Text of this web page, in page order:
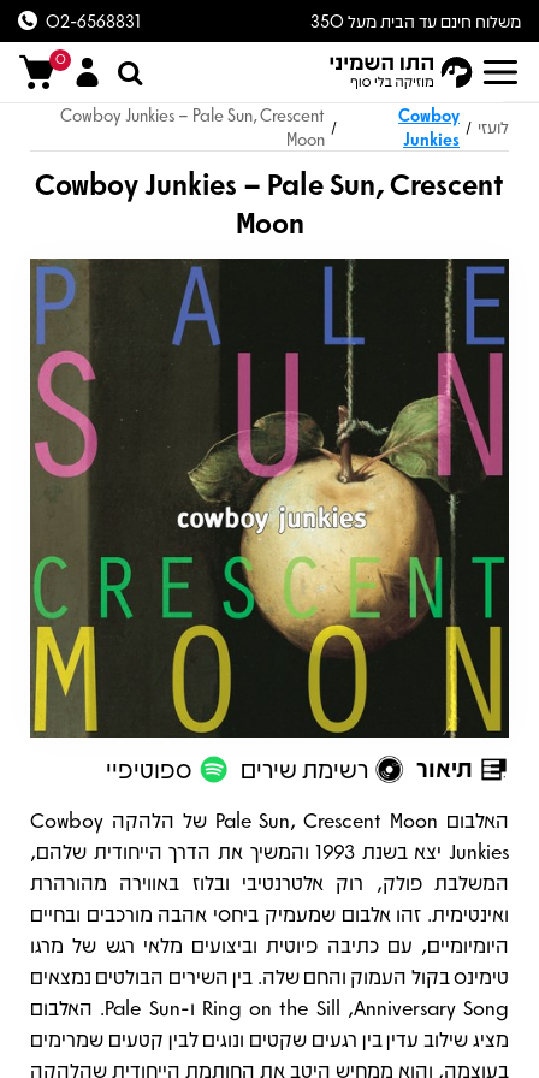
משלוח חינם עד הבית מעל 350
ש״ח
02-6568831
0
לועזי /
Cowboy
Junkies
/
Cowboy Junkies – Pale Sun, Crescent
Moon
Cowboy Junkies – Pale Sun, Crescent
Moon
תיאור רשימת שירים ספוטיפיי
תיאור
האלבום Pale Sun, Crescent Moon של הלהקה Cowboy
Junkies יצא בשנת 1993 והמשיך את הדרך הייחודית שלהם,
המשלבת פולק, רוק אלטרנטיבי ובלוז באווירה מהורהרת
ואינטימית. זהו אלבום שמעמיק ביחסי אהבה מורכבים ובחיים
היומיומיים, עם כתיבה פיוטית וביצועים מלאי רגש של מרגו
טימינס בקול העמוק והחם שלה. בין השירים הבולטים נמצאים
Anniversary Song, ‏Ring on the Sill ו-Pale Sun. האלבום
מציג שילוב עדין בין רגעים שקטים ונוגים לבין קטעים שמרימים
בעוצמה, והוא ממחיש היטב את החותמת הייחודית שהלהקה